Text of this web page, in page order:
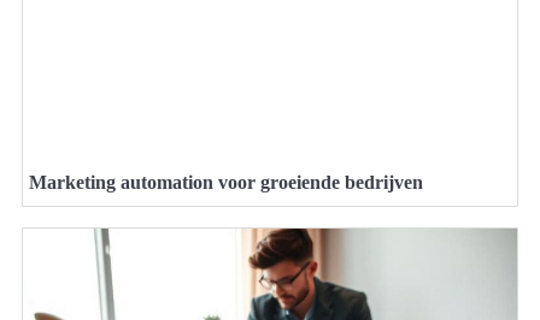
Marketing automation voor groeiende bedrijven